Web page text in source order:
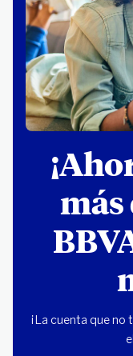
más
¡La cuenta que